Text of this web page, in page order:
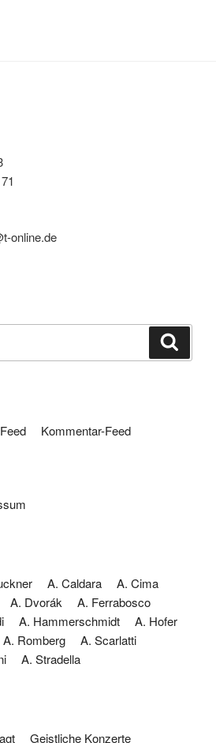
online.de
Kommentar-Feed
A. Caldara
A. Cima
A. Dvorák
A. Ferrabosco
A. Hammerschmidt
A. Hofer
A. Romberg
A. Scarlatti
A. Stradella
Geistliche Konzerte